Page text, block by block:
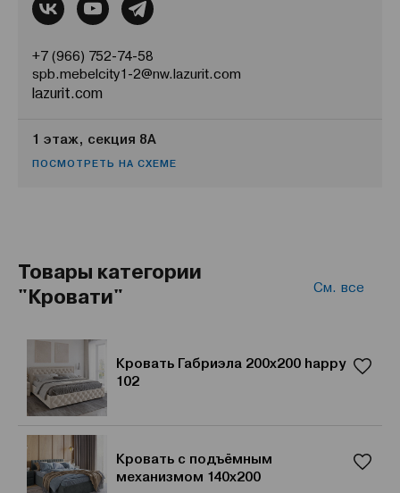
+7 (966) 752-74-58
spb.mebelcity1-2@nw.lazurit.com
lazurit.com
1 этаж, секция 8А
ПОСМОТРЕТЬ НА СХЕМЕ
Товары категории
"Кровати"
См. все
Кровать Габриэла 200x200 happy
102
Кровать с подъёмным
механизмом 140х200